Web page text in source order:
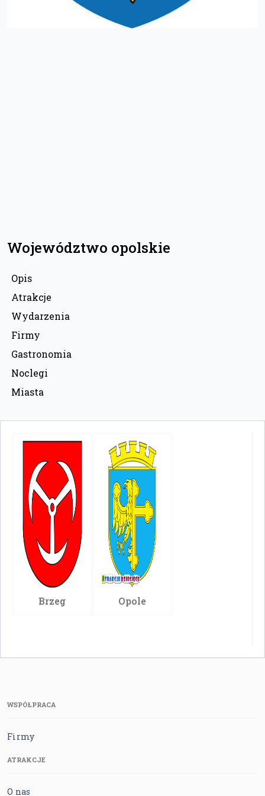
Województwo opolskie
Opis
Atrakcje
Wydarzenia
Firmy
Gastronomia
Noclegi
Miasta
Brzeg Opole
WSPÓŁPRACA
Firmy
ATRAKCJE
O nas